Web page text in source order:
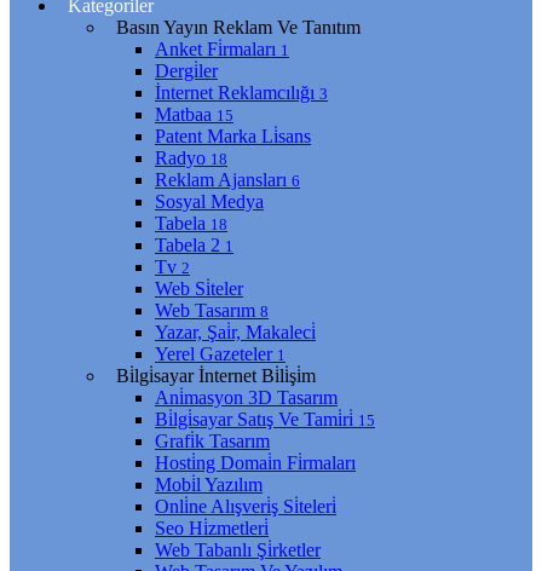
Kategoriler
Basın Yayın Reklam Ve Tanıtım
Anket Fi̇rmaları 1
Dergi̇ler
İnternet Reklamcılığı 3
Matbaa 15
Patent Marka Li̇sans
Radyo 18
Reklam Ajansları 6
Sosyal Medya
Tabela 18
Tabela 2 1
Tv 2
Web Si̇teler
Web Tasarım 8
Yazar, Şai̇r, Makaleci̇
Yerel Gazeteler 1
Bi̇lgi̇sayar İnternet Bi̇li̇şi̇m
Ani̇masyon 3D Tasarım
Bi̇lgi̇sayar Satış Ve Tami̇ri̇ 15
Grafi̇k Tasarım
Hosti̇ng Domai̇n Fi̇rmaları
Mobi̇l Yazılım
Onli̇ne Alışveri̇ş Si̇teleri̇
Seo Hi̇zmetleri̇
Web Tabanlı Şi̇rketler